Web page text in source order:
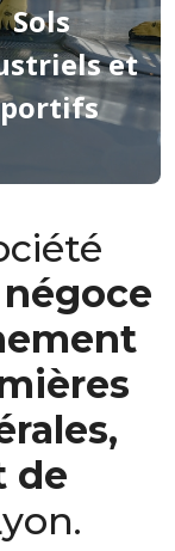
Sols
et
négoce
de